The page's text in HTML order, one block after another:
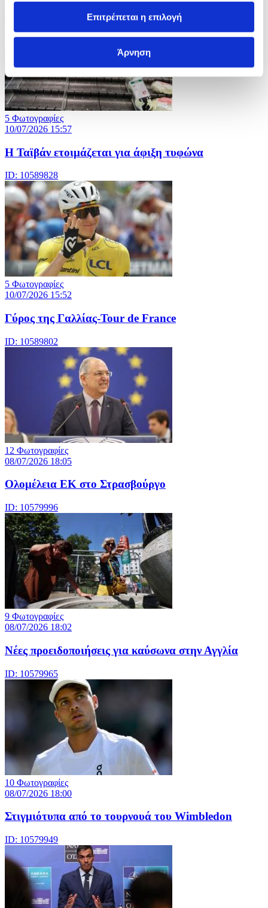
Επιτρέπεται η επιλογή
Άρνηση
5 Φωτογραφίες
10/07/2026 15:57
Η Ταϊβάν ετοιμάζεται για άφιξη τυφώνα
ID: 10589828
5 Φωτογραφίες
10/07/2026 15:52
Γύρος της Γαλλίας-Tour de France
ID: 10589802
12 Φωτογραφίες
08/07/2026 18:05
Ολομέλεια ΕΚ στο Στρασβούργο
ID: 10579996
9 Φωτογραφίες
08/07/2026 18:02
Νέες προειδοποιήσεις για καύσωνα στην Αγγλία
ID: 10579965
10 Φωτογραφίες
08/07/2026 18:00
Στιγμιότυπα από το τουρνουά του Wimbledon
ID: 10579949